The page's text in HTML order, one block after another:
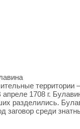
1708 г.
разделились.
заговор среди